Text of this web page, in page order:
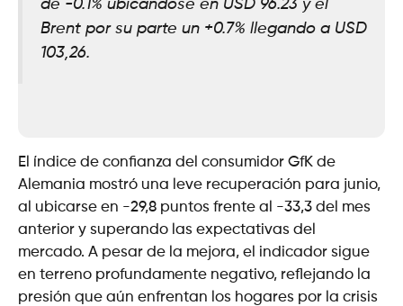
de -0.1% ubicándose en USD 96.23 y el
Brent por su parte un +0.7% llegando a USD
103,26.
El índice de confianza del consumidor GfK de
Alemania mostró una leve recuperación para junio,
al ubicarse en -29,8 puntos frente al -33,3 del mes
anterior y superando las expectativas del
mercado. A pesar de la mejora, el indicador sigue
en terreno profundamente negativo, reflejando la
presión que aún enfrentan los hogares por la crisis